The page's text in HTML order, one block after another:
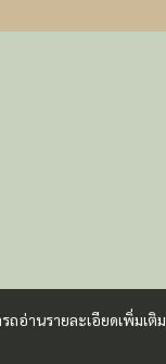
อ่านรายละเอียดเพิ่มเติม